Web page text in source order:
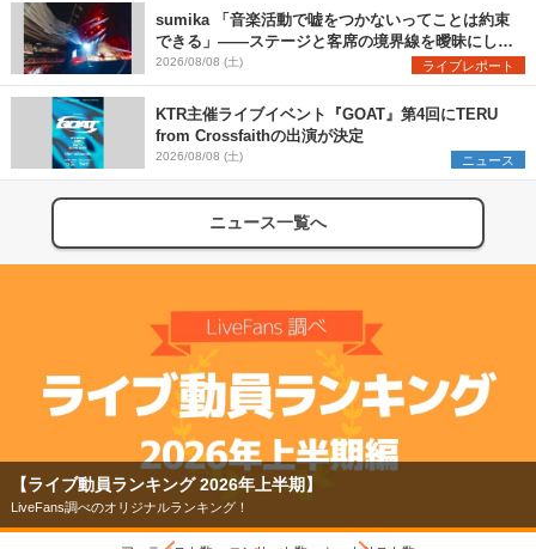
Reiを発表
sumika 「音楽活動で嘘をつかないってことは約束
できる」――ステージと客席の境界線を曖昧にし
た、ツアーファイナル武道館公演レポート
2026/08/08 (土) ライブレポート
KTR主催ライブイベント『GOAT』第4回にTERU
from Crossfaithの出演が決定
2026/08/08 (土) ニュース
ニュース一覧へ
【ライブ動員ランキング 2026年上半期】
LiveFans調べのオリジナルランキング！